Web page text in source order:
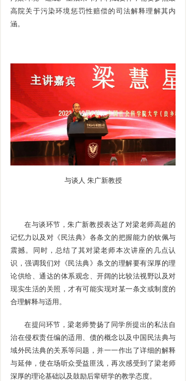
高院关于污染环境惩罚性赔偿的司法解释理解其内
涵。
与谈人 朱广新教授
在与谈环节，朱广新教授表达了对梁老师高超的
记忆力以及对《民法典》各条文的把握能力的钦佩与
震撼。同时，总结了其对梁老师本次讲座的几点认
识，强调我们对《民法典》条文的理解要有深厚的理
论供给、通达的体系观念、开阔的比较法视野以及对
现实生活的关照，才有可能实现对某一条文或制度的
合理解释与适用。
在提问环节，梁老师赞扬了同学所提出的私法自
治在侵权责任编的适用、债的概念以及中国民法典与
域外民法典的关系等问题，并一一作出了详细的解释
与延伸，使在场听众受益匪浅，再次感受到了梁老师
深厚的理论基础以及鼓励后辈研学的教学态度。